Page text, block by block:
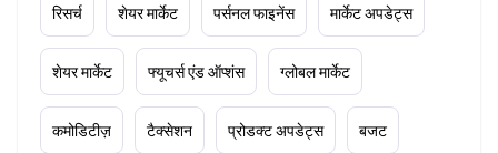
रिसर्च शेयर मार्केट पर्सनल फाइनेंस मार्केट अपडेट्स
शेयर मार्केट फ्यूचर्स एंड ऑप्शंस ग्लोबल मार्केट
कमोडिटीज़ टैक्सेशन प्रोडक्ट अपडेट्स बजट